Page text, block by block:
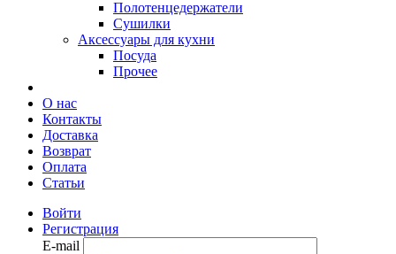
Полотенцедержатели
Сушилки
Аксессуары для кухни
Посуда
Прочее
О нас
Контакты
Доставка
Возврат
Оплата
Статьи
Войти
Регистрация
E-mail